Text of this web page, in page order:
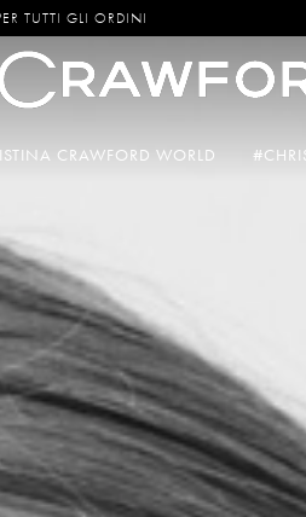
TUTTI GLI ORDINI
CRAWFORD WORLD